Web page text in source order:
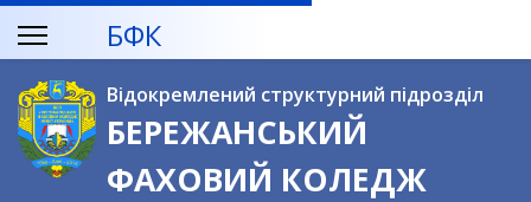
БФК
Відокремлений структурний підрозділ
БЕРЕЖАНСЬКИЙ
ФАХОВИЙ КОЛЕДЖ